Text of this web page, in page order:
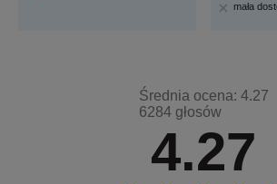
mała
4.27
Średnia ocena: 4.27
6284 głosów